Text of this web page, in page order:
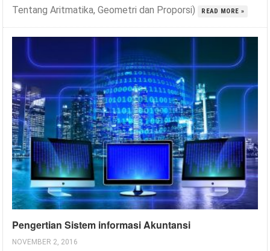
Tentang Aritmatika, Geometri dan Proporsi)
READ MORE »
Pengertian Sistem informasi Akuntansi
NOVEMBER 2, 2016